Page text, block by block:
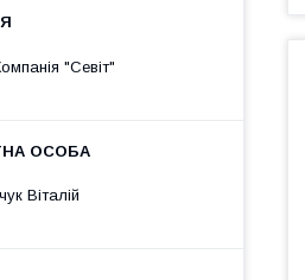
"Севіт"
Віталій